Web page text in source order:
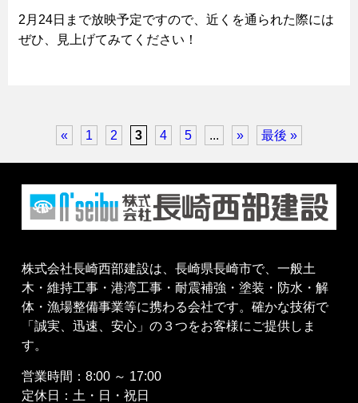
2月24日まで放映予定ですので、近くを通られた際には
ぜひ、見上げてみてください！
« 1 2 3 4 5 ... » 最後 »
株式会社長崎西部建設は、長崎県長崎市で、一般土
木・維持工事・港湾工事・耐震補強・塗装・防水・解
体・漁場整備事業等に携わる会社です。確かな技術で
「誠実、迅速、安心」の３つをお客様にご提供しま
す。
営業時間：8:00 ～ 17:00
定休日：土・日・祝日